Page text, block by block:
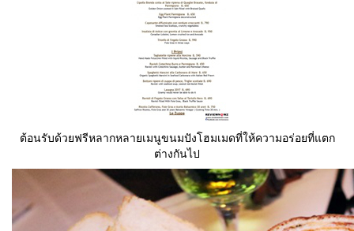
ต้อนรับด้วยฟรีหลากหลายเมนูขนมปังโฮมเมดที่ให้ความอร่อยที่แตก
ต่างกันไป